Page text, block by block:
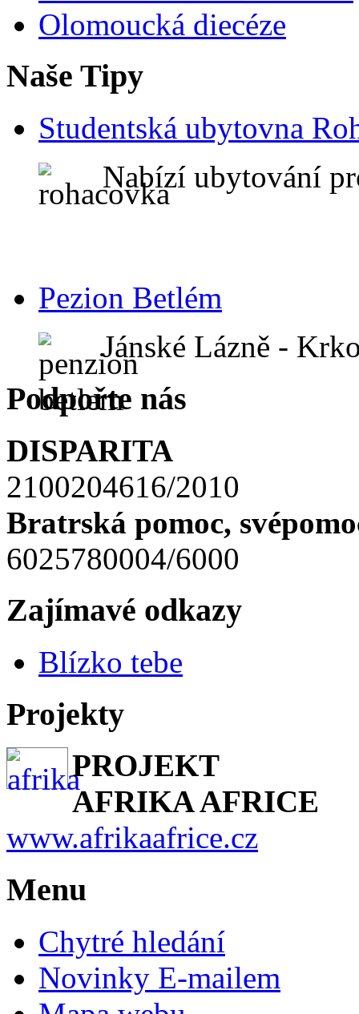
Olomoucká diecéze
Naše Tipy
Studentská ubytovna
Nabízí ubytování
Pezion Betlém
Jánské Lázně -
Podpořte nás
DISPARITA
2100204616/2010
Bratrská pomoc,
6025780004/6000
Zajímavé odkazy
Blízko tebe
Projekty
PROJEKT
AFRIKA AFRICE
www.afrikaafrice.cz
Menu
Chytré hledání
Novinky E-mailem